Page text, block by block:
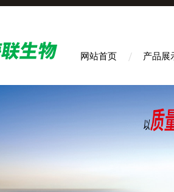
网站首页 产品展